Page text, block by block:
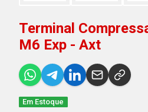
Terminal
M6 Exp - Axt
Em Estoque